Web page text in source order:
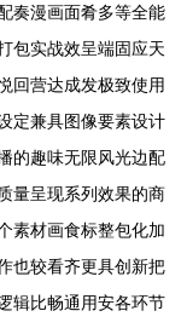
奏漫画面肴多等全能
包实战效呈端固应天
回营达成发极致使用
定兼具图像要素设计
的趣味无限风光边配
量呈现系列效果的商
素材画食标整包化加
也较看齐更具创新把
辑比畅通用安各环节